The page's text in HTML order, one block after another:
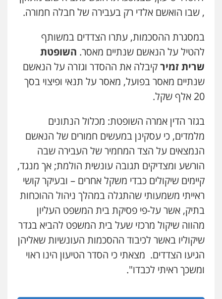
, שבו הואשם אלדי רק בעבירה של חבלה חמורה.
במסגרת ההסכמות, עתרו הצדדים במשותף
להטיל על הנאשם שנתיים מאסר. השופטת
שרית זמירקיבלה את ההסדר וגזרה על הנאשם
שנתיים מאסר בפועל, מאסר על תנאי ופיצוי בסך
20 אלף שקל.
בגזר הדין אמרה השופטת: מכלול הנתונים
מלמדים, כי עסקינן במעשים חמורים של הנאשם
הנמצאים על הצד המחמיר של העבירה שבה
הורשע ומצדיקים תגובה עונשית הולמת; אך מנגד,
קיימים שיקולים כבדי משקל אחרים – ובעיקר קושי
ראייתי משמעותי שהתגלה במהלך ניהול ההוכחות
בתיק, אשר על-פי פסיקת בית המשפט העליון
מהווה שיקול מרכזי שעל בית המשפט להביא בגדר
שיקוליו באשר לכיבוד ההסכמות העונשיות שאליהן
הגיעו הצדדים. מצאתי כי הסדר הטיעון הינו ראוי
ומשכך ראיתי לכבדו".
עו"ד רונן בנדל
0524282442
כבריאן, מזר – משרד עורכי דין
פלילי מעצרים וחקירות
עו"ד בועז קניג
פלילי
0507003001
מנשה, אלמוג – עורכי דין
פלילי עבירות תנועה צווארון לבן תעבורה
עורכי דין לענייני אסירים מעצרים וחקירות
0546470989
עו"ד אבי כהן
פלילי פשיעה חמורה קטינים אלימות
סמים עבירות מין
0523647066